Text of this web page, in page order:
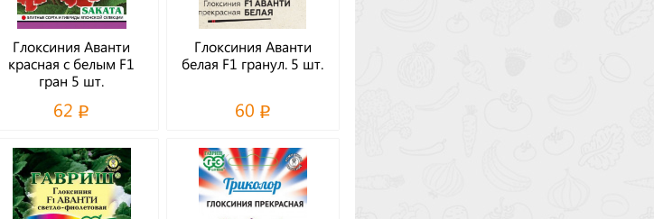
Глоксиния Аванти
красная с белым F1
гран 5 шт.
62
Глоксиния Аванти
белая F1 гранул. 5 шт.
60